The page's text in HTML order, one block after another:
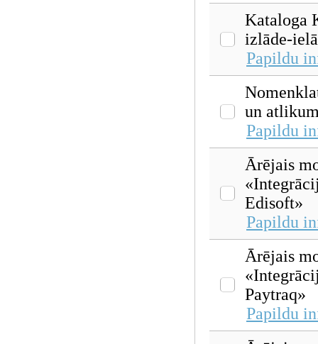
Kataloga
izlāde-
Papildu
un
Papildu
Ārējais
Edisoft»
Papildu
Ārējais
Paytraq»
Papildu